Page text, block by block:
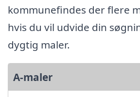
kommunefindes der flere
hvis du vil udvide din
dygtig maler.
A-maler